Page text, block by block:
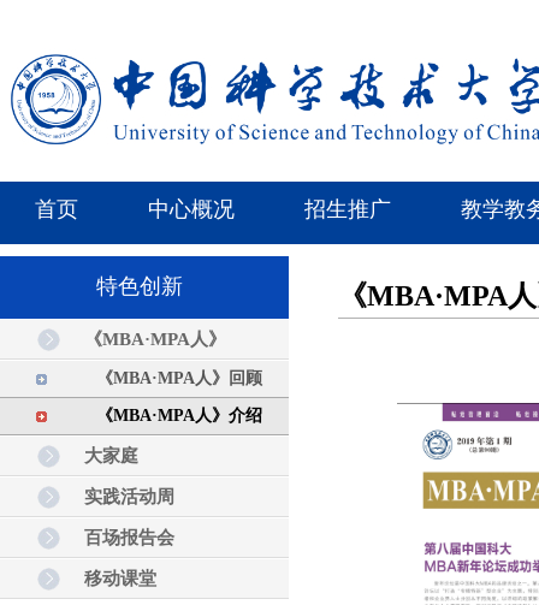
首页 中心概况 招生推广 教学教
特色创新
《MBA·MPA人》
《MBA·MPA人》回顾
《MBA·MPA人》介绍
大家庭
实践活动周
百场报告会
移动课堂
《MBA·MPA